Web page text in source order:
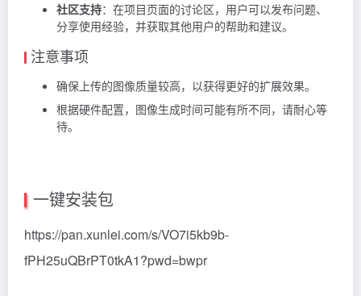
社区支持：在项目页面的讨论区，用户可以发布问题、
分享使用经验，并获取其他用户的帮助和建议。
注意事项
确保上传的图像质量较高，以获得更好的扩展效果。
根据硬件配置，图像生成时间可能有所不同，请耐心等
待。
一键安装包
https://pan.xunlei.com/s/VO7i5kb9b-
fPH25uQBrPT0tkA1?pwd=bwpr